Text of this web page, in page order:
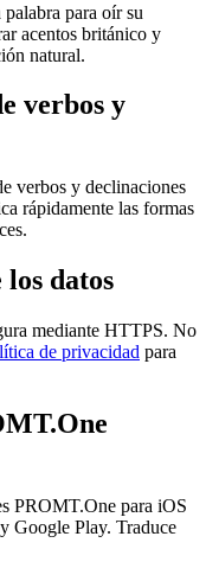
para oír su
acentos británico y
natural.
verbos y
verbos y declinaciones
rápidamente las formas
datos
mediante HTTPS. No
de privacidad para
PROMT.One para iOS
Google Play. Traduce